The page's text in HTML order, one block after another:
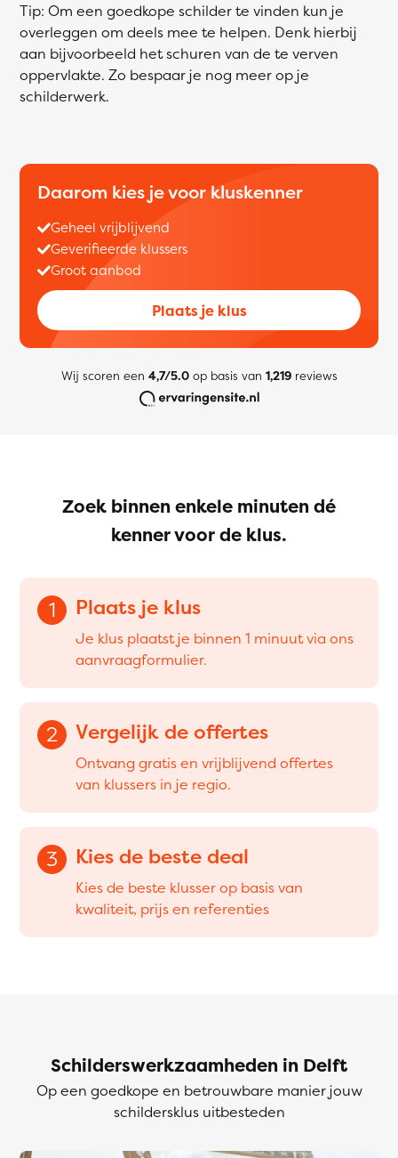
Tip: Om een goedkope schilder te vinden kun je
overleggen om deels mee te helpen. Denk hierbij
aan bijvoorbeeld het schuren van de te verven
oppervlakte. Zo bespaar je nog meer op je
schilderwerk.
Daarom kies je voor kluskenner
Geheel vrijblijvend
Geverifieerde klussers
Groot aanbod
Plaats je klus
Wij scoren een 4,7/5.0op basis van 1,219reviews
Zoek binnen enkele minuten dé
kenner voor de klus.
1 Plaats je klus
Je klus plaatst je binnen 1 minuut via ons
aanvraagformulier.
2 Vergelijk de offertes
Ontvang gratis en vrijblijvend offertes
van klussers in je regio.
3 Kies de beste deal
Kies de beste klusser op basis van
kwaliteit, prijs en referenties
Schilderswerkzaamheden in Delft
Op een goedkope en betrouwbare manier jouw
schildersklus uitbesteden